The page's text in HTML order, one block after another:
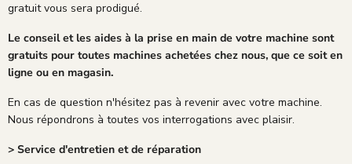
gratuit vous sera prodigué.
Le conseil et les aides à la prise en main de votre machine sont
gratuits pour toutes machines achetées chez nous, que ce soit en
ligne ou en magasin.
En cas de question n'hésitez pas à revenir avec votre machine.
Nous répondrons à toutes vos interrogations avec plaisir.
> Service d'entretien et de réparation